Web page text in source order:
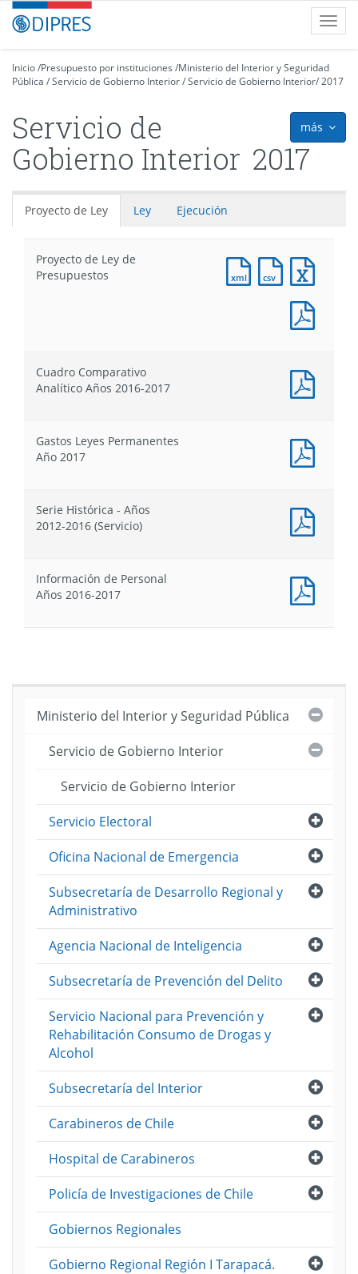
Contenido
principalDIPRES
-
de
Presupuestos
Inicio/Presupuesto por instituciones /Ministerio del Interior y Seguridad
Pública /Servicio de Gobierno Interior/Servicio de Gobierno Interior/2017
más
Servicio de
Gobierno Interior 2017
Proyecto de Ley Ley Ejecución
Proyecto de Ley de
Presupuestos
Documento
XML
Proyecto
Presupuestos
Documento
CSV
:
Proyecto
de
Cuadro Comparativo
Analítico Años 2016-2017
Gastos Leyes Permanentes
Año 2017
Serie Histórica - Años
2012-2016 (Servicio)
2012-
Información de Personal
Años 2016-2017
Años
2017
Ministerio del Interior y Seguridad Pública
Servicio de Gobierno Interior
Servicio de Gobierno Interior
Abrir
Servicio Electoral
Abrir
Oficina Nacional de Emergencia
Abrir
Subsecretaría de Desarrollo Regional y
Administrativo
Abrir
Agencia Nacional de Inteligencia
Abrir
Subsecretaría de Prevención del Delito
Abrir
Servicio Nacional para Prevención y
Rehabilitación Consumo de Drogas y
Alcohol
Abrir
Subsecretaría del Interior
Abrir
Carabineros de Chile
Abrir
Hospital de Carabineros
Abrir
Policía de Investigaciones de Chile
Gobiernos Regionales
Abrir
Gobierno Regional Región I Tarapacá.